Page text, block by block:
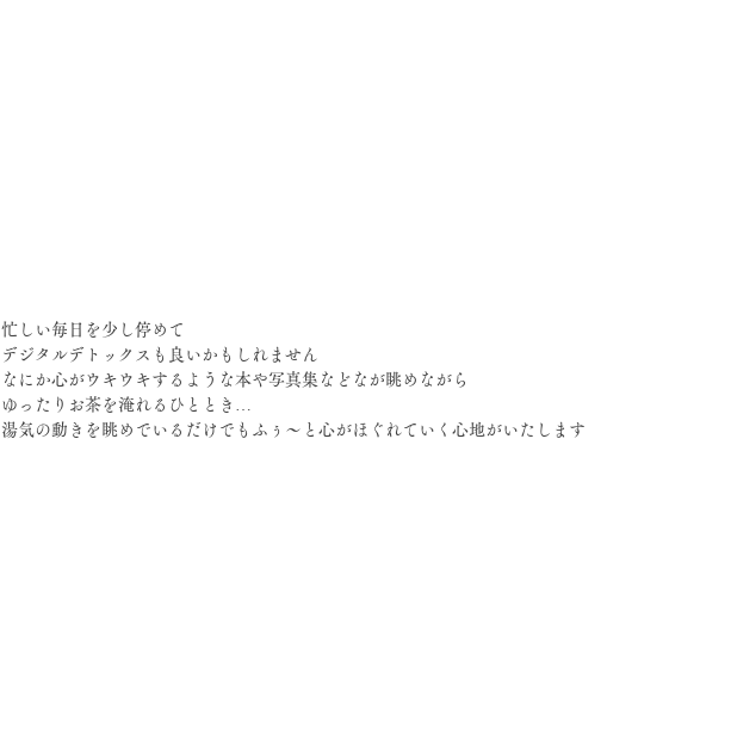
忙しい毎日を少し停めて
デジタルデトックスも良いかもしれません
なにか心がウキウキするような本や写真集などなが眺めながら
ゆったりお茶を淹れるひととき…
湯気の動きを眺めでいるだけでもふぅ～と心がほぐれていく心地がいたします